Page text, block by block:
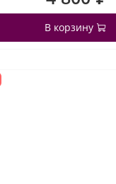
В корзину